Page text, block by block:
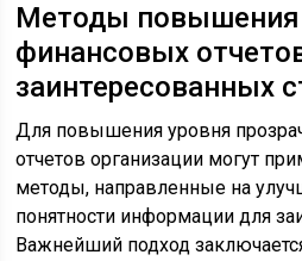
Методы повышения
финансовых
заинтересованных
Для повышения уровня
отчетов организации могут
методы, направленные на
понятности информации для
Важнейший подход